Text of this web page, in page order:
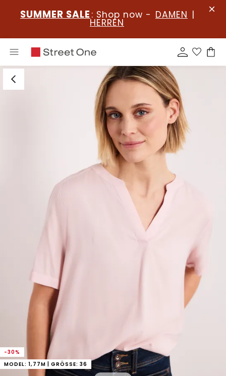
SUMMER SALE : Shop now - DAMEN |
HERREN
-30%
MODEL: 1,77M | GRÖSSE: 36